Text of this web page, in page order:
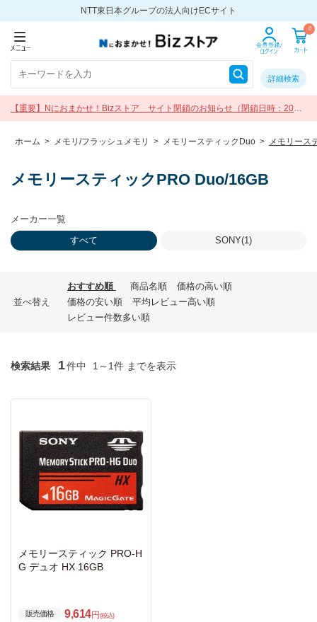
NTT東日本グループの法人向けECサイト
0
詳細検索
【重要】Nにおまかせ！Bizストア サイト閉鎖のお知らせ（閉鎖日時：2026
年9月30日 17:00）
ホーム > メモリ/フラッシュメモリ > メモリースティックDuo > メモリース
メモリースティックPRO Duo/16GB
メーカー一覧
すべて
SONY(1)
並べ替え
おすすめ順 商品名順
価格の高い順
価格の安い順
平均レビュー高い順
レビュー件数多い順
検索結果 1件中 1～1件 までを表示
メモリースティック PRO-H
G デュオ HX 16GB
販売価格 9,614円 (税込)